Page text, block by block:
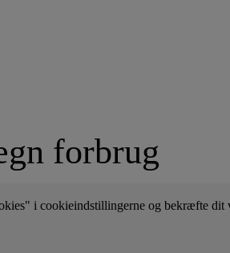
forbrug
i cookieindstillingerne og bekræfte dit